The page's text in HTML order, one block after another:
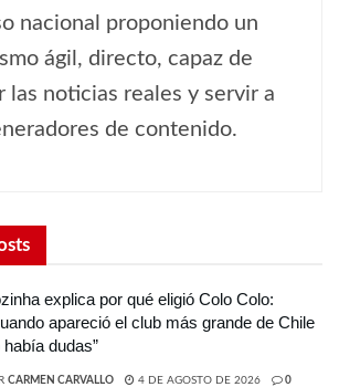
nacional proponiendo un
ágil, directo, capaz de
las noticias reales y servir a
de contenido.
explica por qué eligió Colo Colo:
apareció el club más grande de Chile
había dudas”
CARMEN CARVALLO 4 DE AGOSTO DE 2026 0